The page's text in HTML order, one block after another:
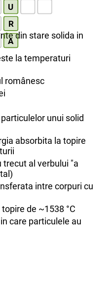
U
R
A
din stare solida in
la temperaturi
românesc
unui solid
absorbita la topire
al verbului "a
intre corpuri cu
de ~1538 °C
care particulele au